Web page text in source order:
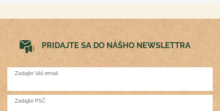
PRIDAJTE SA DO NÁŠHO NEWSLETTRA
Zadajte Váš email
Zadajte PSČ